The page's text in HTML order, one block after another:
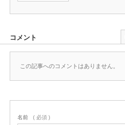
コメント
この記事へのコメントはありません。
名前 ( 必須 )